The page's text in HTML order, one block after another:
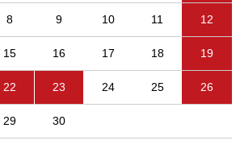
8 9 10 11 12
15 16 17 18 19
22 23 24 25 26
29 30